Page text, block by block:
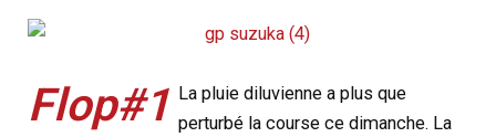
Flop#1 La pluie diluvienne a plus que
perturbé la course ce dimanche. La